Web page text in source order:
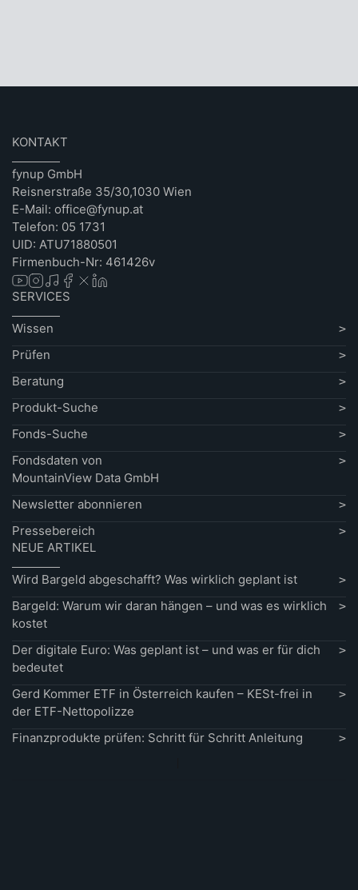
KONTAKT
fynup GmbH
Reisnerstraße 35/30,1030 Wien
E-Mail: office@fynup.at
Telefon: 05 1731
UID: ATU71880501
Firmenbuch-Nr: 461426v
SERVICES
Wissen
Prüfen
Beratung
Produkt-Suche
Fonds-Suche
Fondsdaten von
MountainView Data GmbH
Newsletter abonnieren
Pressebereich
NEUE ARTIKEL
Wird Bargeld abgeschafft? Was wirklich geplant ist
Bargeld: Warum wir daran hängen – und was es wirklich
kostet
Der digitale Euro: Was geplant ist – und was er für dich
bedeutet
Gerd Kommer ETF in Österreich kaufen – KESt-frei in
der ETF-Nettopolizze
Finanzprodukte prüfen: Schritt für Schritt Anleitung